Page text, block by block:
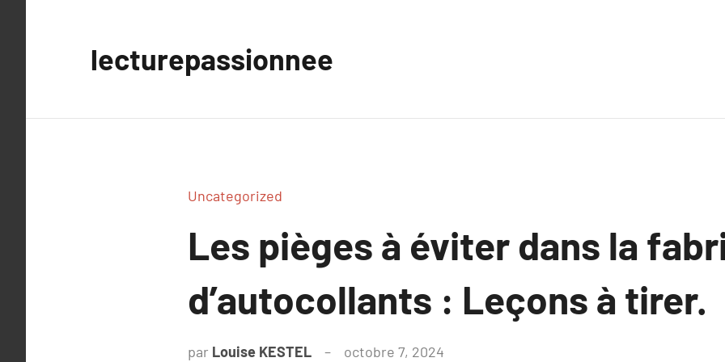
lecturepassionnee
Uncategorized
Les pièges à éviter dans la
d’autocollants : Leçons à tirer.
par Louise KESTEL octobre 7, 2024